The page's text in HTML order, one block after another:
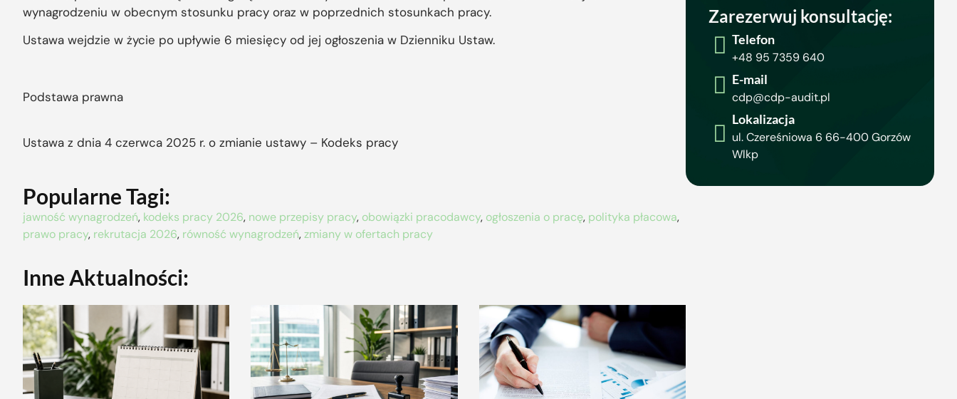
wynagrodzeniu w obecnym stosunku pracy oraz w poprzednich stosunkach pracy.
Ustawa wejdzie w życie po upływie 6 miesięcy od jej ogłoszenia w Dzienniku Ustaw.
Podstawa prawna
Ustawa z dnia 4 czerwca 2025 r. o zmianie ustawy – Kodeks pracy
Popularne Tagi:
jawność wynagrodzeń, kodeks pracy 2026, nowe przepisy pracy, obowiązki pracodawcy, ogłoszenia o pracę, polityka płacowa,
prawo pracy, rekrutacja 2026, równość wynagrodzeń,zmiany w ofertach pracy
Inne Aktualności:
Zarezerwuj konsultację:
Telefon
+48 95 7359 640
E-mail
cdp@cdp-audit.pl
Lokalizacja
ul. Czereśniowa 6 66-400 Gorzów
Wlkp